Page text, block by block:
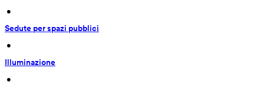
•
Sedute per spazi pubblici
•
Illuminazione
•